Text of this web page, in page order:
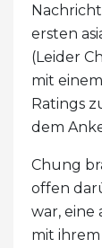
ersten
(Leider
mit
Ratings
dem
Chung
offen
war,
mit